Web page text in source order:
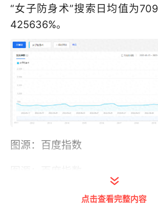
“女子防身术”搜索日均值为
425636%。
图源：百度指数
点击查看完整内容